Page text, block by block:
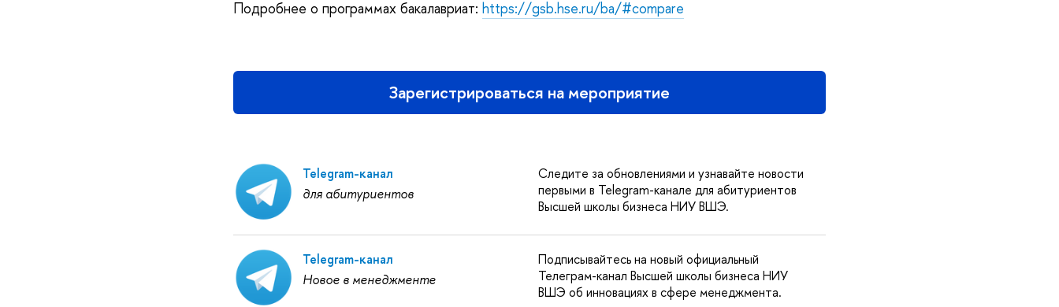
Подробнее о программах бакалавриат: https://gsb.hse.ru/ba/#compare
Зарегистрироваться на мероприятие
Telegram-канал
для абитуриентов
Следите за обновлениями и узнавайте новости
первыми в Telegram-канале для абитуриентов
Высшей школы бизнеса НИУ ВШЭ.
Telegram-канал
Новое в менеджменте
Подписывайтесь на новый официальный
Телеграм-канал Высшей школы бизнеса НИУ
ВШЭ об инновациях в сфере менеджмента.